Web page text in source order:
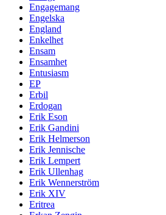
Engagemang
Engelska
England
Enkelhet
Ensam
Ensamhet
Entusiasm
EP
Erbil
Erdogan
Erik Eson
Erik Gandini
Erik Helmerson
Erik Jennische
Erik Lempert
Erik Ullenhag
Erik Wennerström
Erik XIV
Eritrea